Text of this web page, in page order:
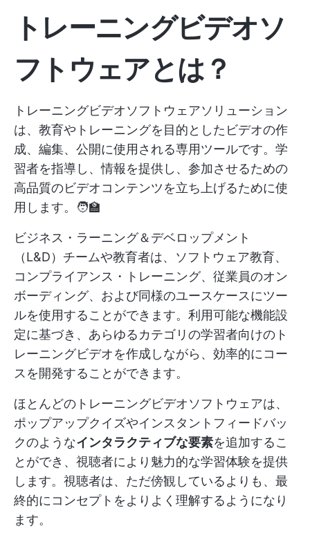
トレーニングビデオソ
フトウェアとは？
トレーニングビデオソフトウェアソリューション
は、教育やトレーニングを目的としたビデオの作
成、編集、公開に使用される専用ツールです。学
習者を指導し、情報を提供し、参加させるための
高品質のビデオコンテンツを立ち上げるために使
用します。🧑‍🏫
ビジネス・ラーニング＆デベロップメント
（L&D）チームや教育者は、ソフトウェア教育、
コンプライアンス・トレーニング、従業員のオン
ボーディング、および同様のユースケースにツー
ルを使用することができます。利用可能な機能設
定に基づき、あらゆるカテゴリの学習者向けのト
レーニングビデオを作成しながら、効率的にコー
スを開発することができます。
ほとんどのトレーニングビデオソフトウェアは、
ポップアップクイズやインスタントフィードバッ
クのようなインタラクティブな要素を追加するこ
とができ、視聴者により魅力的な学習体験を提供
します。視聴者は、ただ傍観しているよりも、最
終的にコンセプトをよりよく理解するようになり
ます。